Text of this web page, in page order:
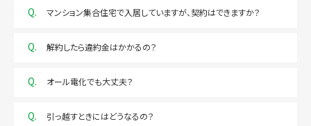
Q. マンション集合住宅で入居していますが、契約はできますか？
Q. 解約したら違約金はかかるの？
Q. オール電化でも大丈夫？
Q. 引っ越すときにはどうなるの？